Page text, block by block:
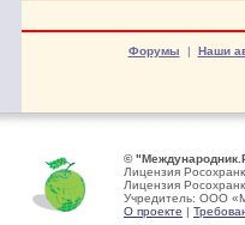
Форумы | Наши
©
Лицензия
Лицензия
Учредитель: ООО
О проекте |